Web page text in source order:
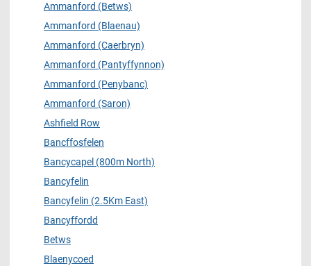
Ammanford (Betws)
Ammanford (Blaenau)
Ammanford (Caerbryn)
Ammanford (Pantyffynnon)
Ammanford (Penybanc)
Ammanford (Saron)
Ashfield Row
Bancffosfelen
Bancycapel (800m North)
Bancyfelin
Bancyfelin (2.5Km East)
Bancyffordd
Betws
Blaenycoed